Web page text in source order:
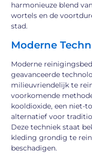
harmonieuze blend
wortels en de
stad.
Moderne
Moderne
geavanceerde
milieuvriendelijk te
voorkomende
kooldioxide, een niet-
alternatief voor
Deze techniek staat
kleding grondig te
beschadigen.